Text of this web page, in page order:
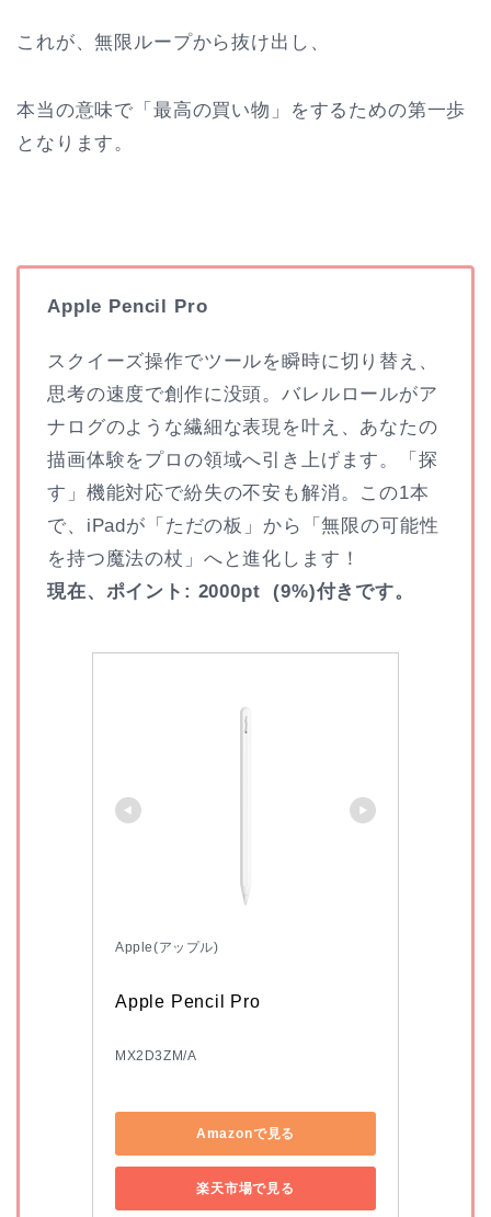
これが、無限ループから抜け出し、
本当の意味で「最高の買い物」をするための第一歩
となります。
Apple Pencil Pro
スクイーズ操作でツールを瞬時に切り替え、
思考の速度で創作に没頭。バレルロールがア
ナログのような繊細な表現を叶え、あなたの
描画体験をプロの領域へ引き上げます。「探
す」機能対応で紛失の不安も解消。この1本
で、iPadが「ただの板」から「無限の可能性
を持つ魔法の杖」へと進化します！
現在、ポイント: 2000pt (9%)付きです。
Apple(アップル)
Apple Pencil Pro
MX2D3ZM/A
Amazonで見る
楽天市場で見る